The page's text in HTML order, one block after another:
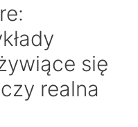
się
realna